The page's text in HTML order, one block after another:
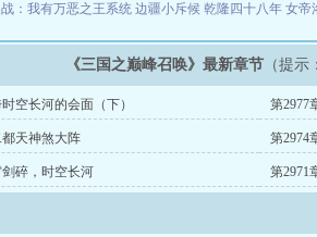
：我有万恶之王系统 边疆小斥候 乾隆四十八年 女帝
《三国之巅峰召唤》最新章节 （提
空长河的会面（下） 第2977
天神煞大阵 第2974
碎，时空长河 第2971